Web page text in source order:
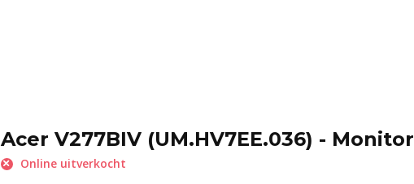
Acer V277BIV (UM.HV7EE.036) - Monitor
Online uitverkocht